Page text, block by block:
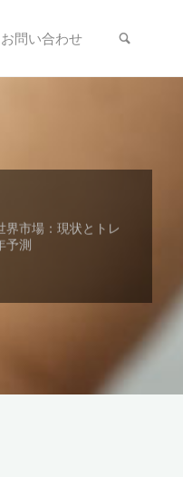
お問い合わせ
界市場：現状とトレ
予測